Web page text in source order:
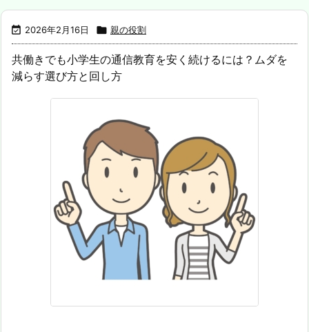
 2026年2月16日  親の役割
共働きでも小学生の通信教育を安く続けるには？ムダを
減らす選び方と回し方